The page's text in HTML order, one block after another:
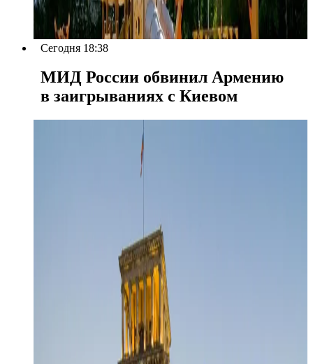
Сегодня 18:38
МИД России обвинил Армению
в заигрываниях с Киевом